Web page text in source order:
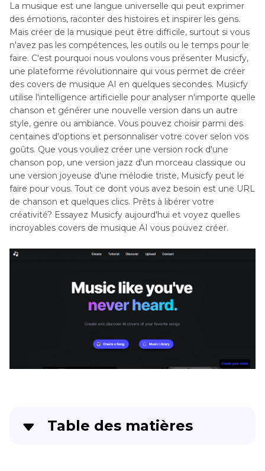
La musique est une langue universelle qui peut exprimer
des émotions, raconter des histoires et inspirer les gens.
Mais créer de la musique peut être difficile, surtout si vous
n'avez pas les compétences, les outils ou le temps pour le
faire. C'est pourquoi nous voulons vous présenter Musicfy,
une plateforme révolutionnaire qui vous permet de créer
des covers de musique AI en quelques secondes. Musicfy
utilise l'intelligence artificielle pour analyser n'importe quelle
chanson et générer une nouvelle version dans un autre
style, genre ou ambiance. Vous pouvez choisir parmi des
centaines d'options et personnaliser votre cover selon vos
goûts. Que vous vouliez créer une version rock d'une
chanson pop, une version jazz d'un morceau classique ou
une version joyeuse d'une mélodie triste, Musicfy peut le
faire pour vous. Tout ce dont vous avez besoin est une URL
de chanson et quelques clics. Prêts à libérer votre
créativité? Essayez Musicfy aujourd'hui et voyez quelles
incroyables covers de musique AI vous pouvez créer.
Table des matières